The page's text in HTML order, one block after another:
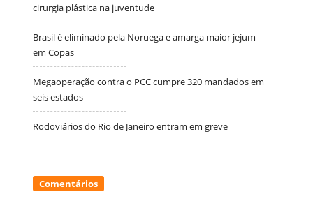
cirurgia plástica na juventude
Brasil é eliminado pela Noruega e amarga maior jejum
em Copas
Megaoperação contra o PCC cumpre 320 mandados em
seis estados
Rodoviários do Rio de Janeiro entram em greve
Comentários